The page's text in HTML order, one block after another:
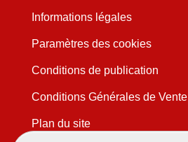
Informations légales
Paramètres des cookies
Conditions de publication
Conditions Générales de Vente
Plan du site